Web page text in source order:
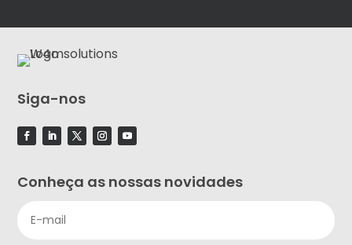
Siga-nos
Conheça as nossas novidades